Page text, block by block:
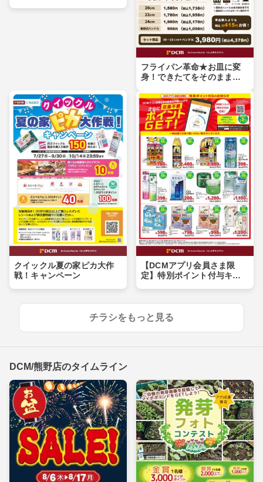
フライパン革命★お皿に変
身！できたてをそのまま食
クイックル夏の家ピカ大作
戦！キャンペーン
【DCMアプリ会員さま限
定】特別ポイント付与キャ
チラシをもっと見る
DCM/熊野店のタイムライン